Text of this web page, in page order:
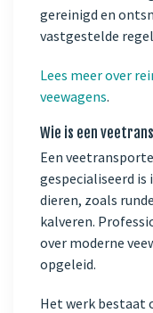
gereinigd en
vastgestelde
Lees meer over
veewagens.
Wie is een
Een
gespecialiseerd is
dieren, zoals
kalveren.
over moderne
opgeleid.
Het werk bestaat